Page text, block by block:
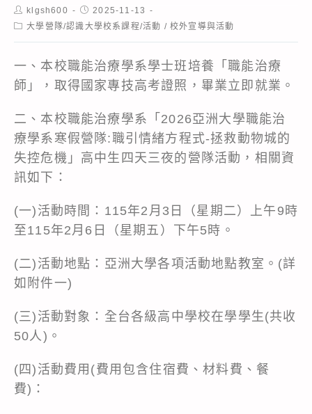
Post
author:
klgsh600
Post
published:
2025-11-13
Post大學營隊/認識大學校系課程/活動 / 校外宣導與活動
一、本校職能治療學系學士班培養「職能治療
師」，取得國家專技高考證照，畢業立即就業。
二、本校職能治療學系「2026亞洲大學職能治
療學系寒假營隊:職引情緒方程式-拯救動物城的
失控危機」高中生四天三夜的營隊活動，相關資
訊如下：
(一)活動時間：115年2月3日（星期二）上午9時
至115年2月6日（星期五）下午5時。
(二)活動地點：亞洲大學各項活動地點教室。(詳
如附件一)
(三)活動對象：全台各級高中學校在學學生(共收
50人)。
(四)活動費用(費用包含住宿費、材料費、餐
費)：